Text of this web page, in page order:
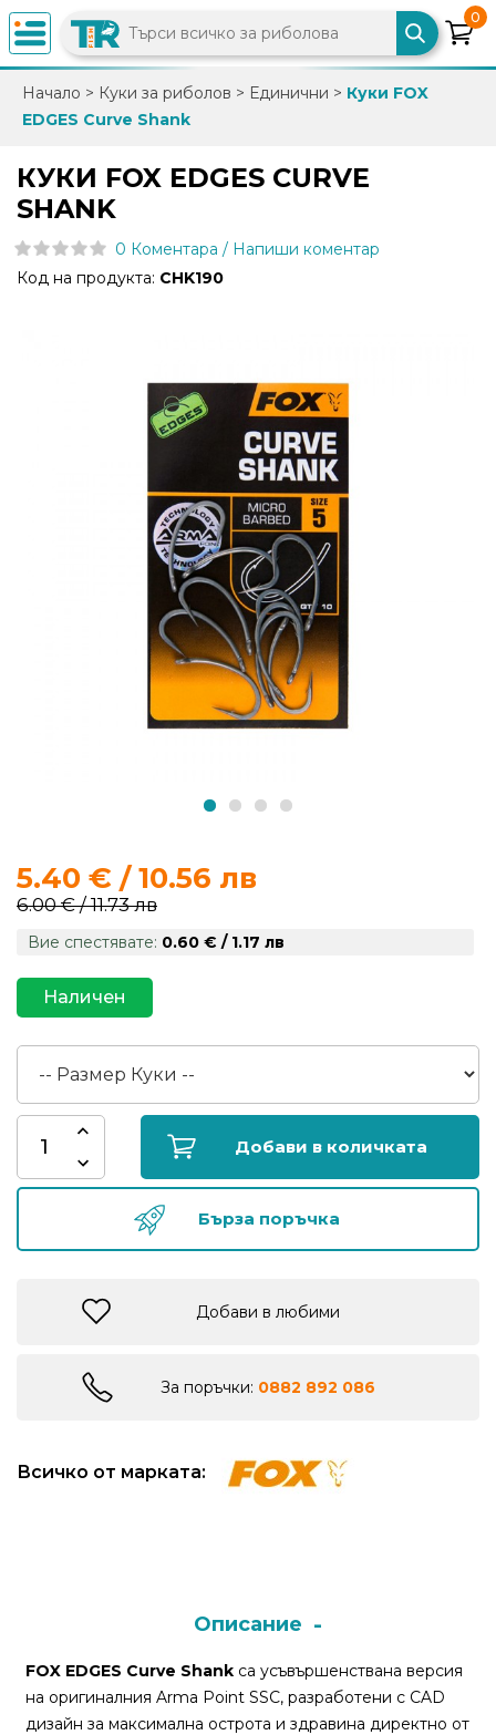
×
0882
086
info@trfish.com
за
риболов
за
Куки
за
риболов
риболов
Къмпинг
Лодки
примамки
Плувки
риболов
0
Начало > Куки за риболов > Единични > Куки FOX
EDGES Curve Shank
КУКИ FOX EDGES CURVE
SHANK
0 Коментара / Напиши коментар
Код на продукта: CHK190
5.40 € / 10.56 лв
6.00 € / 11.73 лв
Вие спестявате: 0.60 € / 1.17 лв
Наличен
Добави в количката
Бърза поръчка
Добави в любими
За поръчки: 0882 892 086
Всичко от марката:
Описание
FOX EDGES Curve Shank са усъвършенствана версия
на оригиналния Arma Point SSC, разработени с CAD
дизайн за максимална острота и здравина директно от